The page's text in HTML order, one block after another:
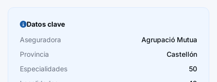
Burgos
Cáceres
Cádiz
Cantabria
Datos clave
Aseguradora
Agrupació Mutua
Provincia
Castellón
Especialidades
50